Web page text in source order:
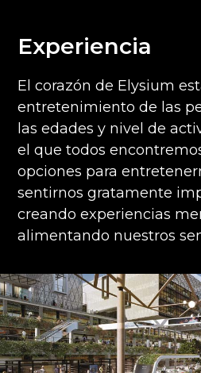
Experiencia
El corazón de Elysium
entretenimiento de las
las edades y nivel de
el que todos
opciones para
sentirnos gratamente
creando experiencias
alimentando nuestros